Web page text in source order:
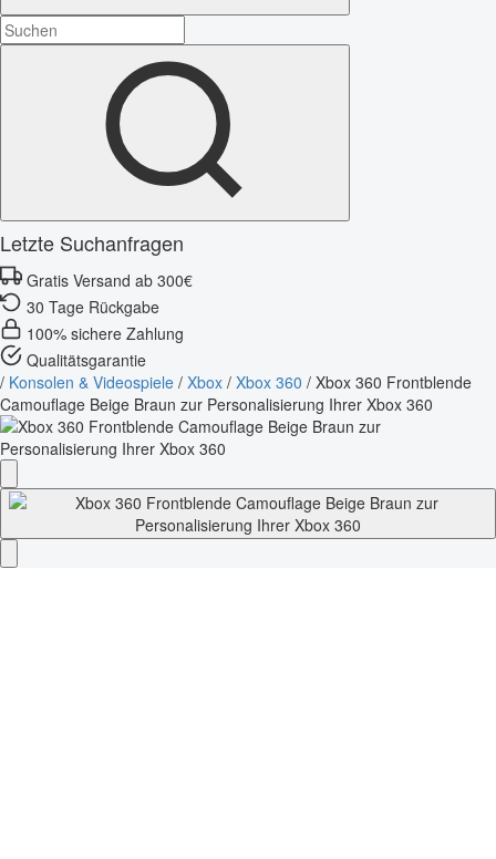
Letzte Suchanfragen
Gratis Versand ab 300€
30 Tage Rückgabe
100% sichere Zahlung
Qualitätsgarantie
/ Konsolen & Videospiele / Xbox / Xbox 360 / Xbox 360 Frontblende
Camouflage Beige Braun zur Personalisierung Ihrer Xbox 360